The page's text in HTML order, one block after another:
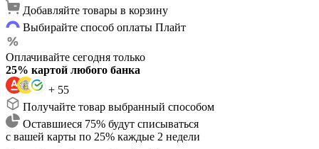
Добавляйте товары в корзину
Выбирайте способ оплаты Плайт
Оплачивайте сегодня только
25% картой любого банка
+ 55
Получайте товар выбранный способом
Оставшиеся 75% будут списываться
с вашей карты по 25% каждые 2 недели